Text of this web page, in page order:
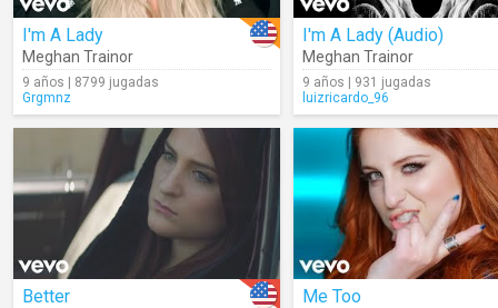
I'm A Lady
Meghan Trainor
9 años | 8799 jugadas
Grgmnz
I'm A Lady (Audio)
Meghan Trainor
9 años | 931 jugadas
luizricardo_96
Better Me Too